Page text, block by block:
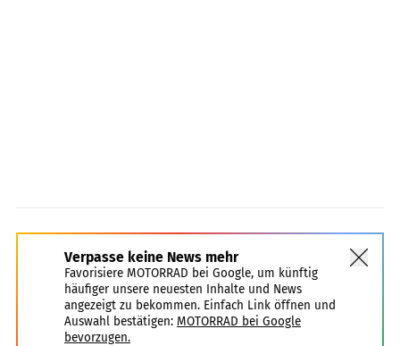
Verpasse keine News mehr
Favorisiere MOTORRAD bei Google, um künftig
häufiger unsere neuesten Inhalte und News
angezeigt zu bekommen. Einfach Link öffnen und
Auswahl bestätigen: MOTORRAD bei Google
bevorzugen.